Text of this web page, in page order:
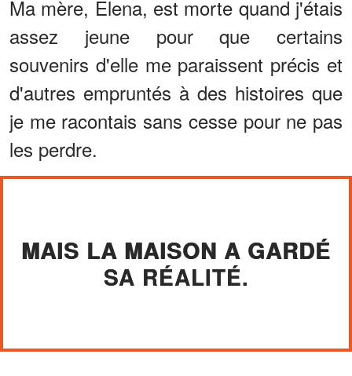
Ma mère, Elena, est morte quand j'étais
assez jeune pour que certains
souvenirs d'elle me paraissent précis et
d'autres empruntés à des histoires que
je me racontais sans cesse pour ne pas
les perdre.
MAIS LA MAISON A GARDÉ
SA RÉALITÉ.